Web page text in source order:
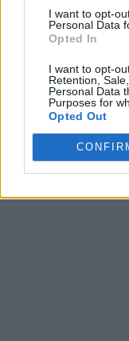
I want to opt-
Personal Data
Opted In
I want to opt-
Retention,
Personal Data
Purposes for
Opted Out
Altul
Arhiva sondajelor